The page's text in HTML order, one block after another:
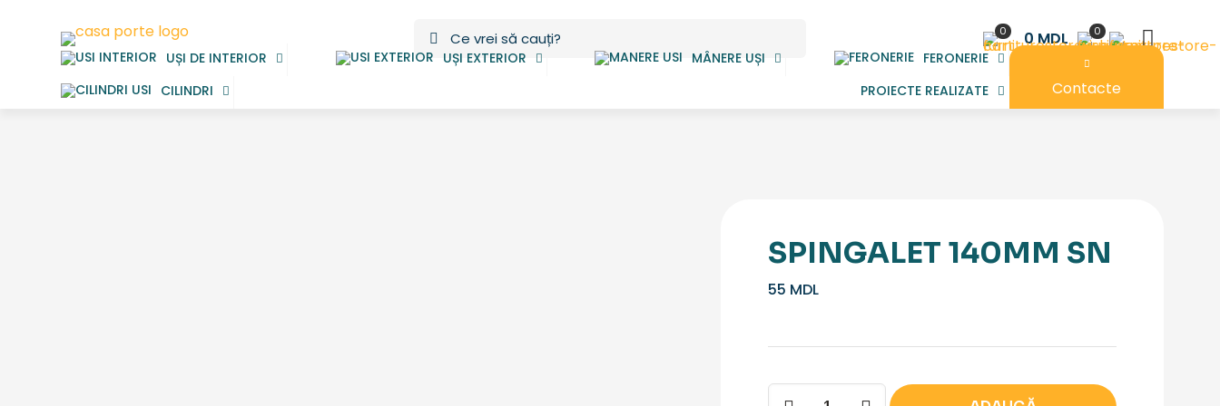
0 0 MDL 0
UȘI DE INTERIOR UȘI EXTERIOR MÂNERE UȘI
FERONERIE
CILINDRI
PROIECTE REALIZATE Contacte
SPINGALET 140MM SN
55 MDL
Cantitate